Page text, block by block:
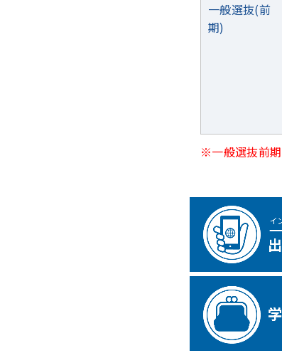
一般選抜(前
期)
※一般選抜前期